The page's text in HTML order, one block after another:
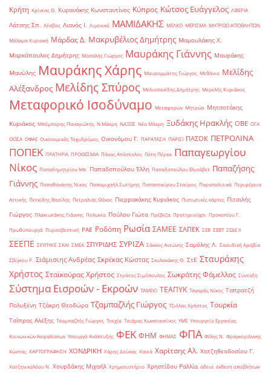
Κρήτη Κρίντας Θ. Κυρανάκης Κωνσταντίνος Κύπρος Κώτσος Ευάγγελος ΛΙΒΕΡΙΑ
Λάτσης Σπ. Λέσβος Λιανός Ι. Λιμενικό ΜΑΜΙΔΑΚΗΣ ΜΕΛΚΟ ΜΕΡΙΣΜΑ ΜΗΤΡΩΟ ΑΠΟΒΛΗΤΩΝ
Μάλαμα Κυριακή Μάρδας Δ. Μακρυβέλιος Δημήτρης Μαμουλάκης Χ.
Μαρκόπουλος Δημήτρης Μασαλής Γιώργος Μαυράκης Γιάννης Μαυράκης
Μανώλης Μαυράκης Χάρης Μαυρομμάτης Γιώργος Μεθάνιο Μελίδης
Αλέξανδρος Μελίδης Σπύρος Μελισσανίδης Δημήτρης Μερελής Κυριάκος
Μεταφορικό Ισοδύναμο Μεταφορών Μητρώο Μητσοτάκης
Κυριάκος Μπόμπορης Παναγιώτης Ν.Μάκρη ΝΑΞΟΣ Νέα Μάκρη Ξυδάκης Ηρακλής ΟΒΕ ΟΓΑ
ΟΟΣΑ ΟΦΑΕ Οικονομικός Ταχυδρόμος Οικονόμου Γ. ΠΑΡΑΤΑΣΗ ΠΑΡΙΣΙ ΠΑΣΟΚ ΠΕΤΡΟΛΙΝΑ
ΠΟΠΕΚ ΠΡΑΤΗΡΙΑ ΠΡΟΘΕΣΜΙΑ Πάνας Απόστολος Πέτη Πέρκα Παπαγεωργίου
Νίκος Παπαδημητρίου Μπ. Παπαδοπούλου Έλλη Παπαδοπούλου Ελισάβετ Παπαζήσης
Γιάννης Παπαθανάσης Νίκος Παπαμιχαήλ Σωτήρης Παπασταύρου Σταύρος Παραπολιτικά Περιφέρεια
Αττικής Πετκίδης Βασίλης Πετραλιάς Θάνος Πιερρακάκης Κυριάκος Πιστωτικές κάρτες Πιτσιλής
Γιώργος Πλακιωτάκης Γιάννης Πολωνία Πούλου Γιώτα Πρέβεζα Πρατηριούχοι Προκοπίου Γ.
Πρωθυπουργό Πυροσβεστική ΡΑΕ Ροδόπη Ρωσία ΣΑΜΕΕ ΣΑΠΕΚ ΣΕΒ ΣΕΒΤ ΣΕΔΕ ΙΙ
ΣΕΕΠΕ ΣΕΥΠΥΚΕ ΣΚΑΙ ΣΜΕΑ ΣΠΥΡΙΔΗΣ ΣΥΡΙΖΑ Σάκκος Αντώνης Σαμόλης Λ. Σαουδική Αραβία
Σβίγκου Ρ. Σιάμισιης Ανδρέας Σκρέκας Κώστας Σκυλακάκης Θ. ΣτΕ Σταυράκης
Χρήστος Σταϊκούρας Χρήστος Στράτος Σιμόπουλος Σωκράτης Φάμελλος Σύνταξη
Σύστημα Εισροών - Εκροών ΤΑΜΕΙΟ ΤΕΑΠΥΚ Ταγαράς Νίκος Ταπρατζή
Πολυξένη Τζάκρη Θεοδώρα Τζαμπαζλής Γιώργος Τζιόλας Χρήστος Τουρκία
Τσίπρας Αλέξης Τσαμπαζλής Γιώργος Τσεχία Τσιάρας Κωνσταντίνος ΥΜΕ Υπουργείο Εργασίας
Κοινωνικών Ασφαλίσεων Υπουργό Ανάπτυξης ΦΕΚ ΦΗΜ ΦΗΜΑΣ ΦΠΑ Φίλης Ν. Φραγκογιάννης
Κώστας ΧΑΡΤΟΓΡΑΦΗΣΗ ΧΟΝΔΡΙΚΗ Χάρης Δούκας Χανιά Χαρίτσης Αλ. Χατζηθεοδοσίου Γ.
Χατζηνικολάου Ν. Χουρδάκης Μιχαήλ Χρηματιστήριο Χρηστίδου Ραλλία άδεια έκθεση αποβλήτων